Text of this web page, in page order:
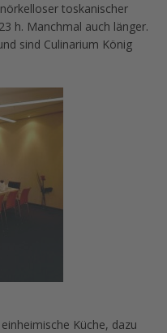
toskanischer
h. Manchmal auch länger.
sind Culinarium König
Küche, dazu